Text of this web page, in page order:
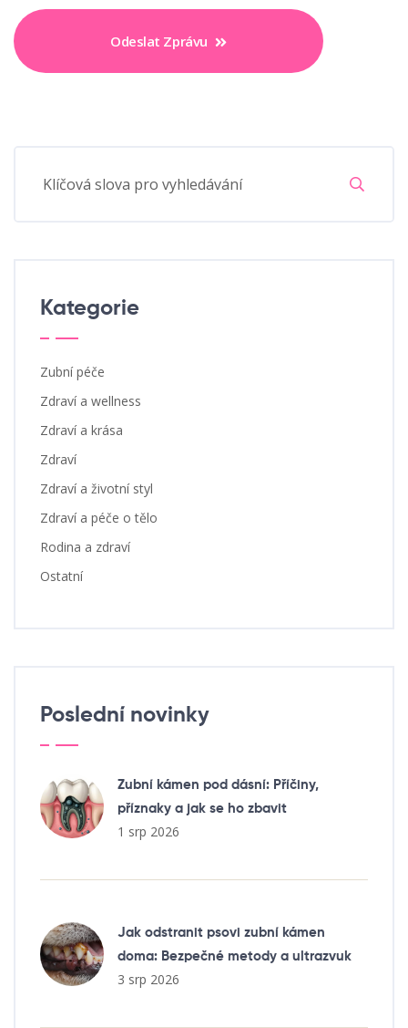
Odeslat Zprávu
Kategorie
Zubní péče
Zdraví a wellness
Zdraví a krása
Zdraví
Zdraví a životní styl
Zdraví a péče o tělo
Rodina a zdraví
Ostatní
Poslední novinky
Zubní kámen pod dásní: Příčiny,
příznaky a jak se ho zbavit
1 srp 2026
Jak odstranit psovi zubní kámen
doma: Bezpečné metody a ultrazvuk
3 srp 2026